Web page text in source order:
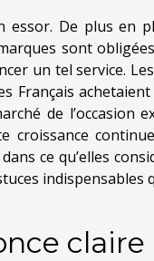
essor. De plus en
sont
un tel service.
Français
de
croissance
ce qu’elles
indispensables
claire